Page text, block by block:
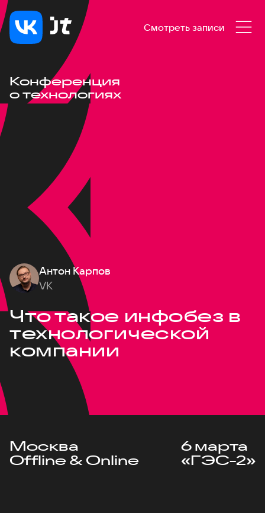
Смотреть записи
Конференция
о технологиях
Антон Карпов
VK
Что такое инфобез в
технологической
компании
Москва
Offline & Online
6 марта
«ГЭС-2»